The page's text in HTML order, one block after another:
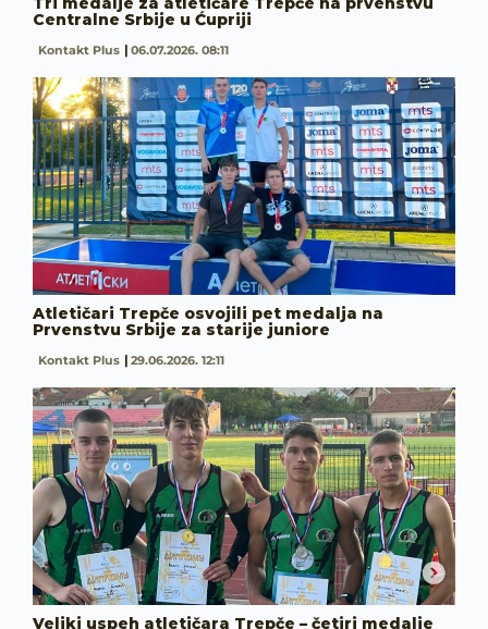
Centralne Srbije u Ćupriji
Kontakt Plus 06.07.2026. 08:11
Atletičari Trepče osvojili pet medalja na
Prvenstvu Srbije za starije juniore
Kontakt Plus 29.06.2026. 12:11
Veliki uspeh atletičara Trepče – četiri medalje